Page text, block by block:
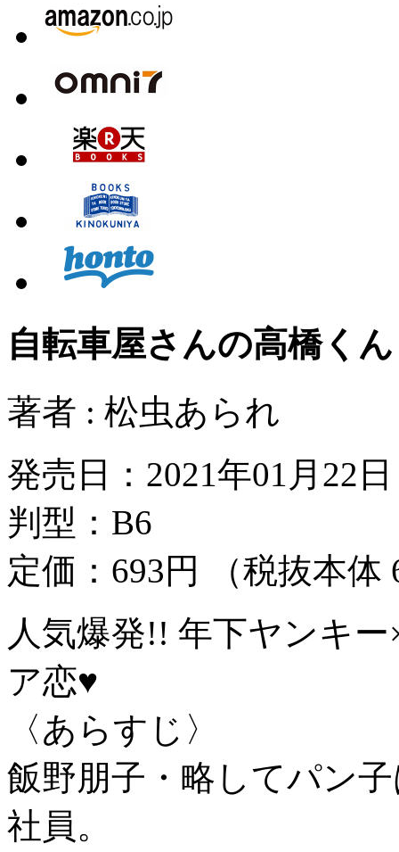
自転車屋さんの高橋く
著者 : 松虫あられ
発売日：2021年01月22
判型：B6
定価：693円 （税抜本体
人気爆発!! 年下ヤンキ
ア恋♥
〈あらすじ〉
飯野朋子・略してパン
社員。